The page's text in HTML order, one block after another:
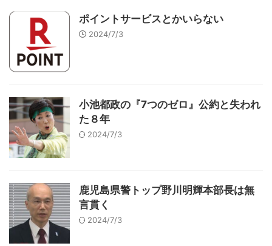
ポイントサービスとかいらない
2024/7/3
小池都政の『7つのゼロ』公約と失われ
た８年
2024/7/3
鹿児島県警トップ野川明輝本部長は無
言貫く
2024/7/3